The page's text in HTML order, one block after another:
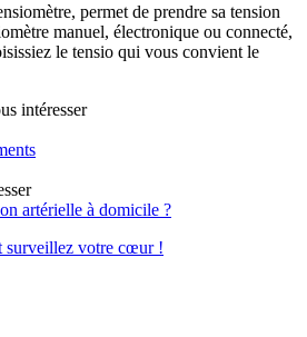
permet de prendre sa tension
manuel, électronique ou connecté,
le tensio qui vous convient le
intéresser
artérielle à domicile ?
surveillez votre cœur !